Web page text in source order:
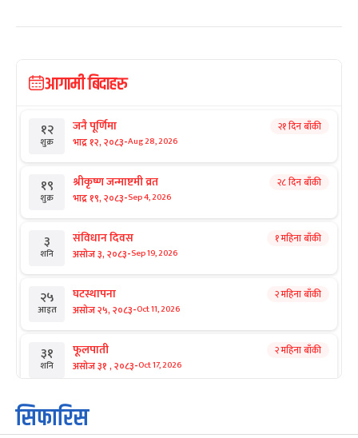
आगामी बिदाहरु
१२
शुक्र
जनै पूर्णिमा
भाद्र १२, २०८३-Aug 28, 2026
२१ दिन बाँकी
१९
शुक्र
श्रीकृष्ण जन्माष्टमी व्रत
भाद्र १९, २०८३-Sep 4, 2026
२८ दिन बाँकी
३
शनि
संविधान दिवस
असोज ३, २०८३-Sep 19, 2026
१ महिना बाँकी
२५
आइत
घटस्थापना
असोज २५, २०८३-Oct 11, 2026
२ महिना बाँकी
३१
शनि
फूलपाती
असोज ३१ , २०८३-Oct 17, 2026
२ महिना बाँकी
१
आइत
कार्तिक सङ्क्रान्ति
कार्तिक १, २०८३
सिफारिस